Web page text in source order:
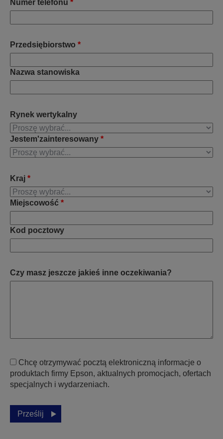
Numer telefonu *
Przedsiębiorstwo *
Nazwa stanowiska
Rynek wertykalny
Jestem'zainteresowany *
Kraj *
Miejscowość *
Kod pocztowy
Czy masz jeszcze jakieś inne oczekiwania?
Chcę otrzymywać pocztą elektroniczną informacje o
produktach firmy Epson, aktualnych promocjach, ofertach
specjalnych i wydarzeniach.
Prześlij